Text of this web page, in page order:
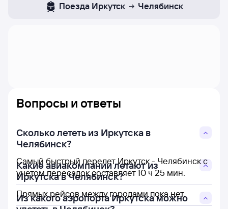
Поезда Иркутск Челябинск
Вопросы и ответы
Сколько лететь из Иркутска в
Челябинск?
Самый быстрый перелет Иркутск - Челябинск с
учетом пересадок составляет 10 ч 25 мин.
Какие авиакомпании летают из
Иркутска в Челябинск?
Прямых рейсов между городами пока нет.
Из какого аэропорта Иркутска можно